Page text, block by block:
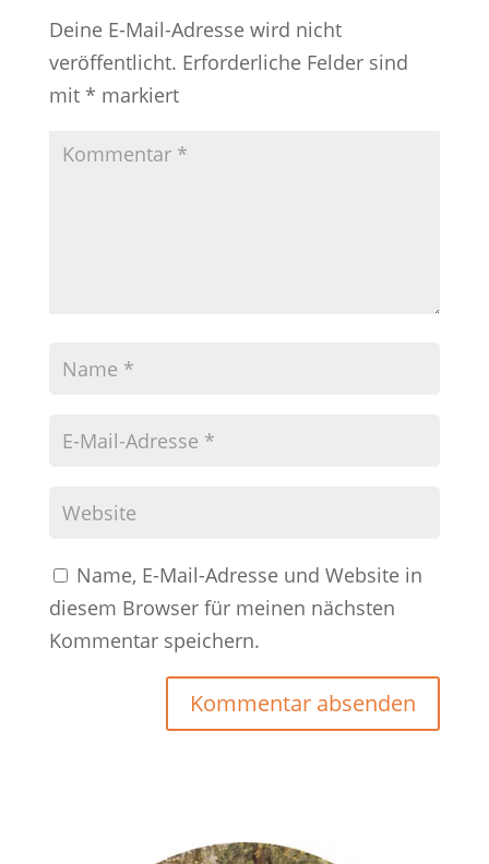
Deine E-Mail-Adresse wird nicht
veröffentlicht. Erforderliche Felder sind
mit * markiert
Name, E-Mail-Adresse und Website in
diesem Browser für meinen nächsten
Kommentar speichern.